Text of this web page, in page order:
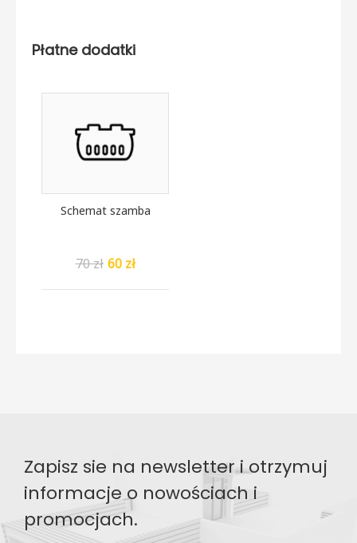
Płatne dodatki
Schemat szamba
70 zł 60 zł
Zapisz sie na newsletter i otrzymuj
informacje o nowościach i
promocjach.